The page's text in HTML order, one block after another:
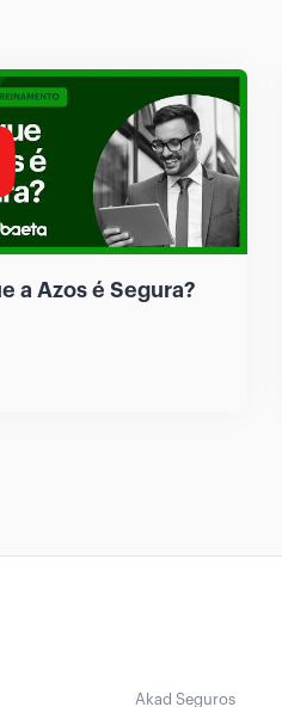
a Azos é Segura?
Akad Seguros